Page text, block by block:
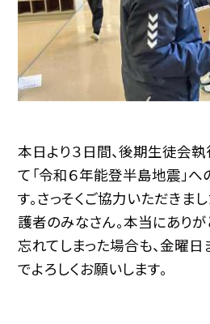
本日より３日間、後期生徒会
て「令和６年能登半島地震」
す。さっそくご協力いただきま
護者のみなさん。本当にありが
忘れてしまった場合も、金曜
でよろしくお願いします。